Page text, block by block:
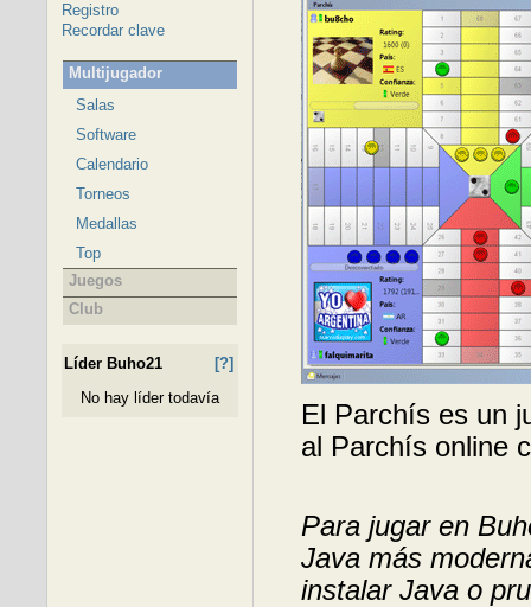
Registro
Recordar clave
Multijugador
Salas
Software
Calendario
Torneos
Medallas
Top
Juegos
Club
Líder Buho21
[?]
No hay líder todavía
El Parchís es un
al Parchís online
Para jugar en
Java más
instalar Java o